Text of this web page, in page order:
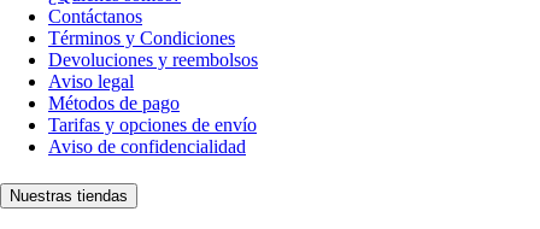
Contáctanos
Términos y Condiciones
Devoluciones y reembolsos
Aviso legal
Métodos de pago
Tarifas y opciones de envío
Aviso de confidencialidad
Nuestras tiendas